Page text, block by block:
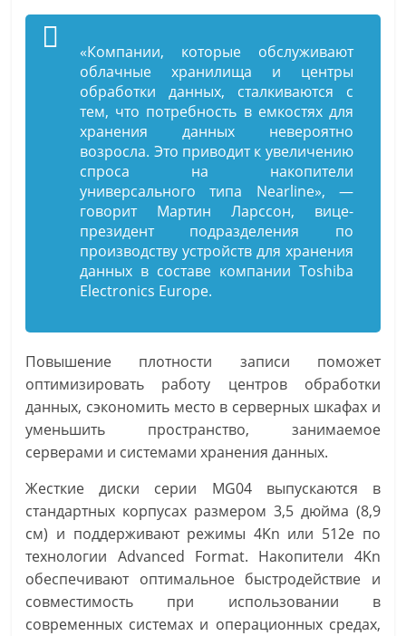
«Компании, которые обслуживают
облачные хранилища и центры
обработки данных, сталкиваются с
тем, что потребность в емкостях для
хранения данных невероятно
возросла. Это приводит к увеличению
спроса на накопители
универсального типа Nearline», —
говорит Мартин Ларссон, вице-
президент подразделения по
производству устройств для хранения
данных в составе компании Toshiba
Electronics Europe.
Повышение плотности записи поможет
оптимизировать работу центров обработки
данных, сэкономить место в серверных шкафах и
уменьшить пространство, занимаемое
серверами и системами хранения данных.
Жесткие диски серии MG04 выпускаются в
стандартных корпусах размером 3,5 дюйма (8,9
см) и поддерживают режимы 4Kn или 512e по
технологии Advanced Format. Накопители 4Kn
обеспечивают оптимальное быстродействие и
совместимость при использовании в
современных системах и операционных средах,